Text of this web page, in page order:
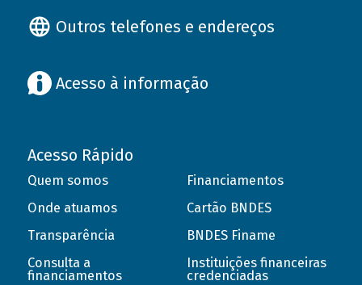
Outros telefones e endereços
Acesso à informação
Acesso Rápido
Quem somos
Onde atuamos
Transparência
Consulta a
financiamentos
Financiamentos
Cartão BNDES
BNDES Finame
Instituições financeiras
credenciadas